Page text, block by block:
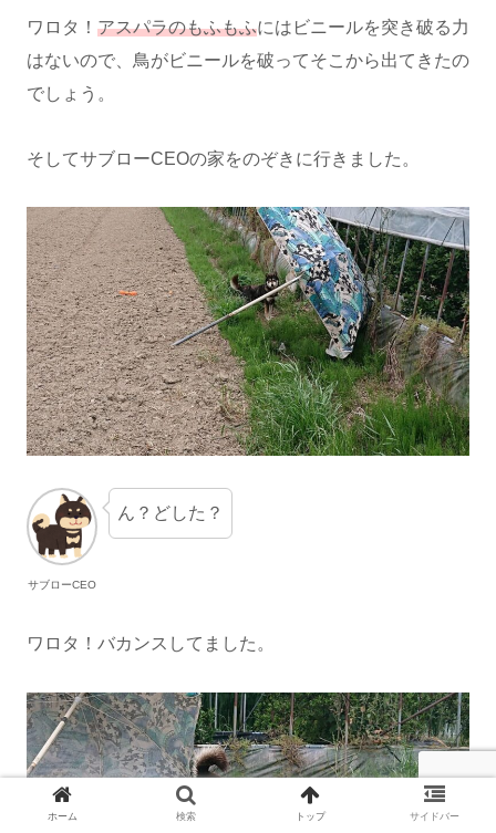
ワロタ！ アスパラのもふもふにはビニールを突き破る力
はないので、鳥がビニールを破ってそこから出てきたの
でしょう。
そしてサブローCEOの家をのぞきに行きました。
サブローCEO
ん？どした？
ワロタ！バカンスしてました。
ホーム 検索 トップ サイドバー